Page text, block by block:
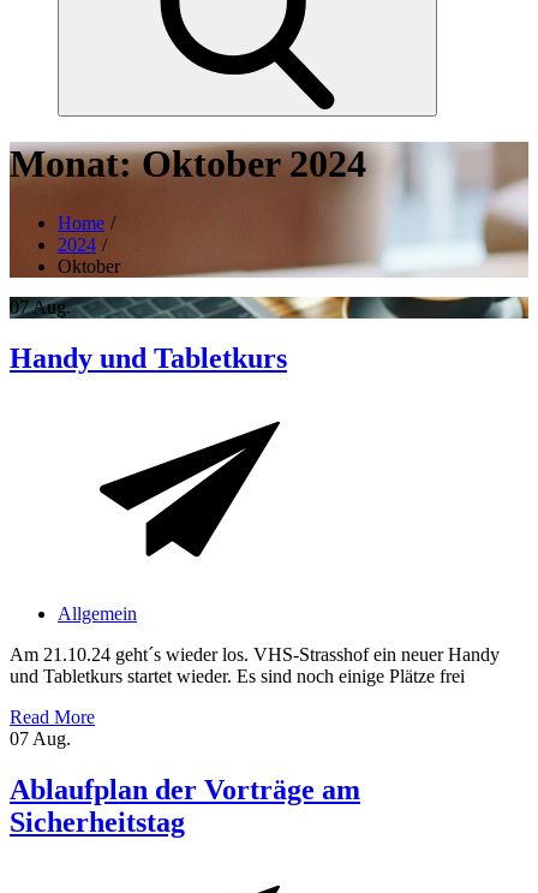
Monat:Oktober 2024
Home
2024
Oktober
07Aug.
Handy und Tabletkurs
Allgemein
Am 21.10.24 geht´s wieder los. VHS-Strasshof ein neuer Handy
und Tabletkurs startet wieder. Es sind noch einige Plätze frei
Read More
07 Aug.
Ablaufplan der Vorträge am
Sicherheitstag